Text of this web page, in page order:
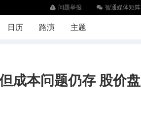
问题举报 智通媒体矩阵
日历 路演 主题
成本问题仍存 股价盘